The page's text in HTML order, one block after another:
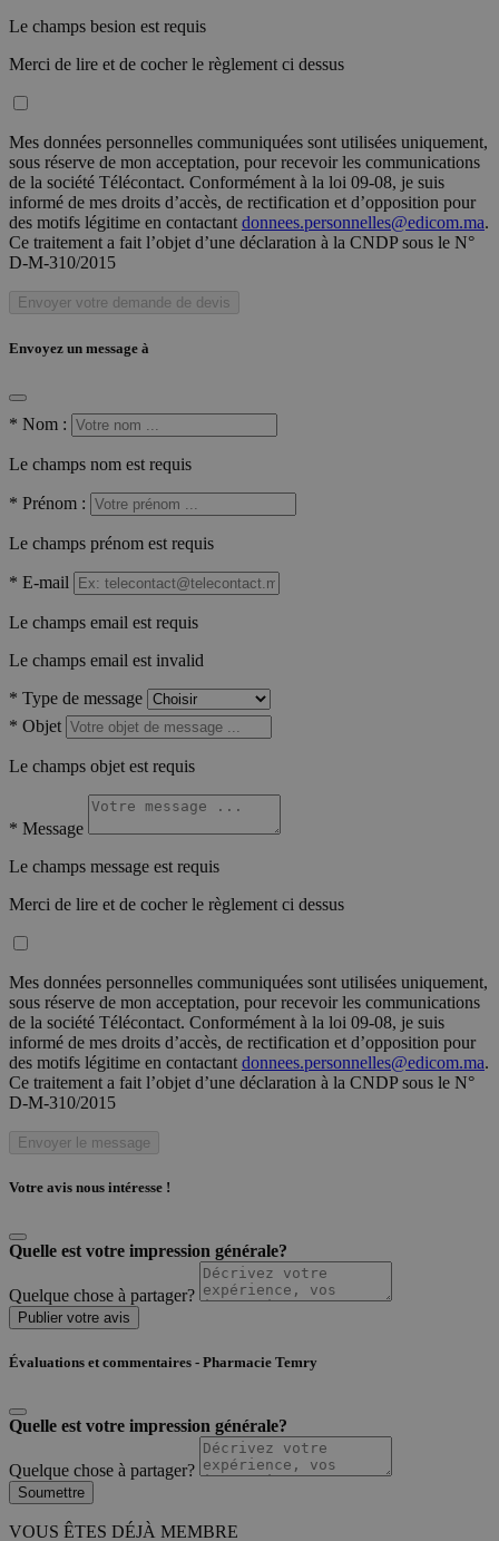
Le champs besion est requis
Merci de lire et de cocher le règlement ci dessus
Mes données personnelles communiquées sont utilisées uniquement,
sous réserve de mon acceptation, pour recevoir les communications
de la société Télécontact. Conformément à la loi 09-08, je suis
informé de mes droits d’accès, de rectification et d’opposition pour
des motifs légitime en contactant donnees.personnelles@edicom.ma.
Ce traitement a fait l’objet d’une déclaration à la CNDP sous le N°
D-M-310/2015
Envoyer votre demande de devis
Envoyez un message à
* Nom :
Le champs nom est requis
* Prénom :
Le champs prénom est requis
* E-mail
Le champs email est requis
Le champs email est invalid
* Type de message
* Objet
Le champs objet est requis
* Message
Le champs message est requis
Merci de lire et de cocher le règlement ci dessus
Mes données personnelles communiquées sont utilisées uniquement,
sous réserve de mon acceptation, pour recevoir les communications
de la société Télécontact. Conformément à la loi 09-08, je suis
informé de mes droits d’accès, de rectification et d’opposition pour
des motifs légitime en contactant donnees.personnelles@edicom.ma.
Ce traitement a fait l’objet d’une déclaration à la CNDP sous le N°
D-M-310/2015
Envoyer le message
Votre avis nous intéresse !
Quelle est votre impression générale?
Quelque chose à partager?
Publier votre avis
Évaluations et commentaires - Pharmacie Temry
Quelle est votre impression générale?
Quelque chose à partager?
Soumettre
VOUS ÊTES DÉJÀ MEMBRE